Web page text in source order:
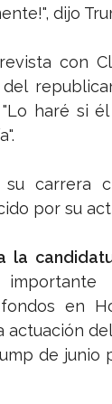
dijo
con
haré si
carrera
por su
la
en
actuación
de junio